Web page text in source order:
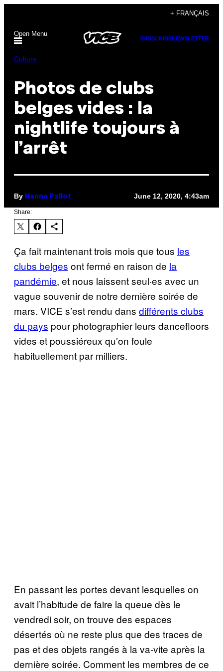
content
+ FRANÇAIS
Open Menu
SUBSCRIBENEWSLETTER
Culture
Photos de clubs
belges vides : la
nightlife toujours à
l’arrêt
By Hanna Pallot June 12, 2020, 4:43am
Share:
Ça fait maintenant trois mois que tous les
clubs belges ont fermé en raison de la
pandémie, et nous laissent seul·es avec un
vague souvenir de notre dernière soirée de
mars. VICE s’est rendu dans différents clubs
du pays pour photographier leurs dancefloors
vides et poussiéreux qu’on foule
habituellement par milliers.
En passant les portes devant lesquelles on
avait l’habitude de faire la queue dès le
vendredi soir, on trouve des espaces
désertés où ne reste plus que des traces de
pas et des objets rangés à la va-vite après la
dernière soirée. Comment les membres de ce